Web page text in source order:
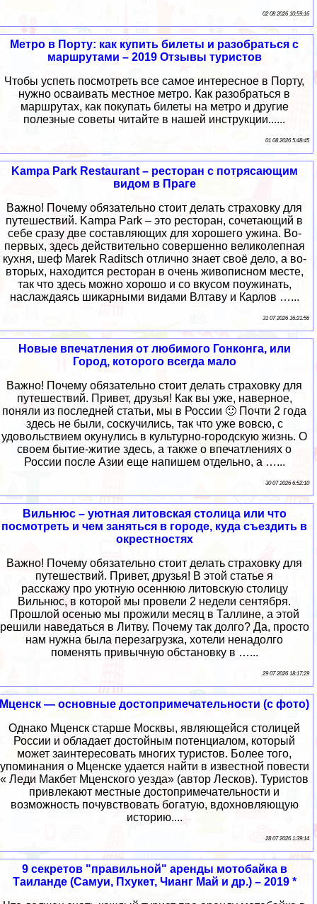
02 08 2026 10:59:16
Метро в Порту: как купить билеты и разобраться с
маршрутами – 2019 Отзывы туристов
Чтобы успеть посмотреть все самое интересное в Порту,
нужно осваивать местное метро. Как разобраться в
маршрутах, как покупать билеты на метро и другие
полезные советы читайте в нашей инструкции......
01 08 2026 5:48:45
Kampa Park Restaurant – ресторан с потрясающим
видом в Праге
Важно! Почему обязательно стоит делать страховку для
путешествий. Kampa Park – это ресторан, сочетающий в
себе сразу две составляющих для хорошего ужина. Во-
первых, здесь действительно совершенно великолепная
кухня, шеф Marek Raditsch отлично знает своё дело, а во-
вторых, находится ресторан в очень живописном месте,
так что здесь можно хорошо и со вкусом поужинать,
наслаждаясь шикарными видами Влтаву и Карлов …...
31 07 2026 16:21:56
Новые впечатления от любимого Гонконга, или
Город, которого всегда мало
Важно! Почему обязательно стоит делать страховку для
путешествий. Привет, друзья! Как вы уже, наверное,
поняли из последней статьи, мы в России 🙂 Почти 2 года
здесь не были, соскучились, так что уже вовсю, с
удовольствием окунулись в культурно-городскую жизнь. О
своем бытие-житие здесь, а также о впечатлениях о
России после Азии еще напишем отдельно, а …...
30 07 2026 6:52:10
Вильнюс – уютная литовская столица или что
посмотреть и чем заняться в городе, куда съездить в
окрестностях
Важно! Почему обязательно стоит делать страховку для
путешествий. Привет, друзья! В этой статье я
расскажу про уютную осеннюю литовскую столицу
Вильнюс, в которой мы провели 2 недели сентября.
Прошлой осенью мы прожили месяц в Таллине, а этой
решили наведаться в Литву. Почему так долго? Да, просто
нам нужна была перезагрузка, хотели ненадолго
поменять привычную обстановку в …...
29 07 2026 18:17:29
Мценск — основные достопримечательности (с фото)
Однако Мценск старше Москвы, являющейся столицей
России и обладает достойным потенциалом, который
может заинтересовать многих туристов. Более того,
упоминания о Мценске удается найти в известной повести
« Леди Макбет Мценского уезда» (автор Лесков). Туристов
привлекают местные достопримечательности и
возможность почувствовать богатую, вдохновляющую
историю....
28 07 2026 1:39:14
9 секретов "правильной" аренды мотобайка в
Таиланде (Самуи, Пхукет, Чианг Май и др.) – 2019 *